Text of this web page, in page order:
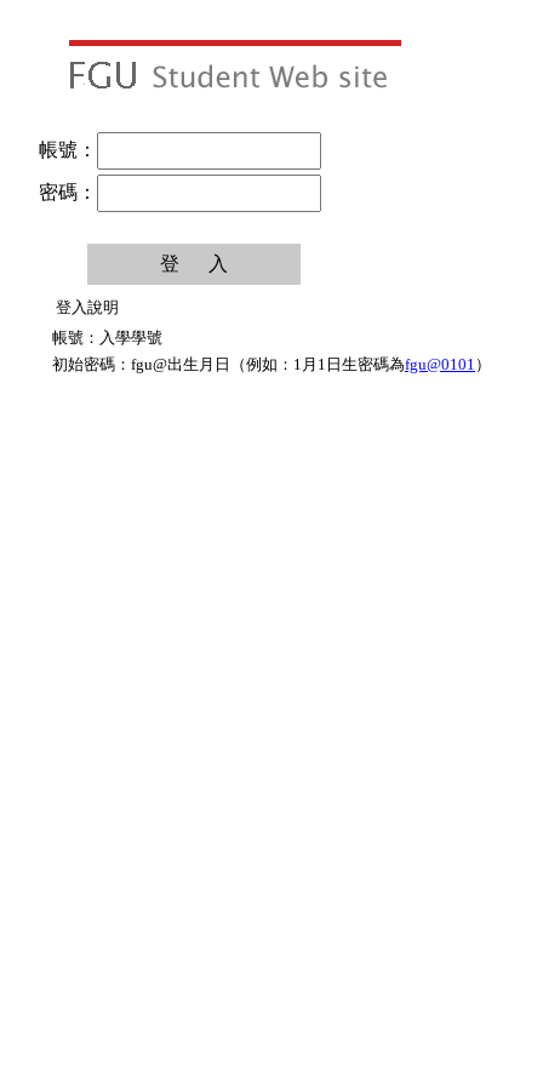
帳號：
密碼：
登入說明
帳號：入學學號
初始密碼：fgu@出生月日（例如：1月1日生密碼為fgu@0101 ）